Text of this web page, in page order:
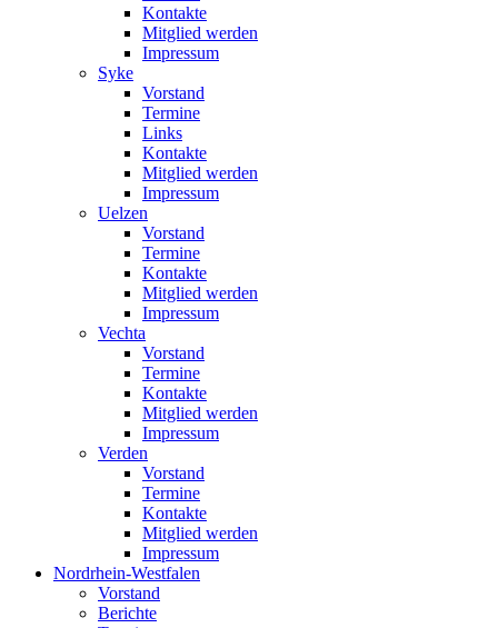
Kontakte
Mitglied werden
Impressum
Syke
Vorstand
Termine
Links
Kontakte
Mitglied werden
Impressum
Uelzen
Vorstand
Termine
Kontakte
Mitglied werden
Impressum
Vechta
Vorstand
Termine
Kontakte
Mitglied werden
Impressum
Verden
Vorstand
Termine
Kontakte
Mitglied werden
Impressum
Nordrhein-Westfalen
Vorstand
Berichte